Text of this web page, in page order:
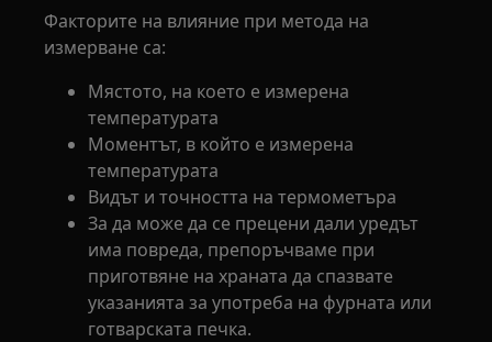
Факторите на влияние при метода на
измерване са:
Мястото, на което е измерена
температурата
Моментът, в който е измерена
температурата
Видът и точността на термометъра
За да може да се прецени дали уредът
има повреда, препоръчваме при
приготвяне на храната да спазвате
указанията за употреба на фурната или
готварската печка.